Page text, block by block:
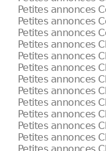
Petites annonces
Petites annonces
Petites annonces
Petites annonces
Petites annonces
Petites annonces
Petites annonces
Petites annonces
Petites annonces
Petites annonces
Petites annonces
Petites annonces